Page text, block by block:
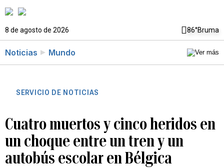
8 de agosto de 2026 86°Bruma
Noticias Mundo
SERVICIO DE NOTICIAS
Cuatro muertos y cinco heridos en
un choque entre un tren y un
autobús escolar en Bélgica